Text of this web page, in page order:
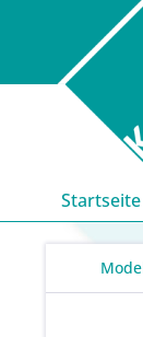
Startseite